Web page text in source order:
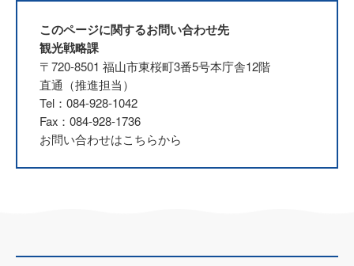
このページに関するお問い合わせ先
観光戦略課
〒720-8501 福山市東桜町3番5号本庁舎12階
直通（推進担当）
Tel：084-928-1042
Fax：084-928-1736
お問い合わせはこちらから